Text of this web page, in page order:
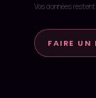
Vos données
FAIRE UN